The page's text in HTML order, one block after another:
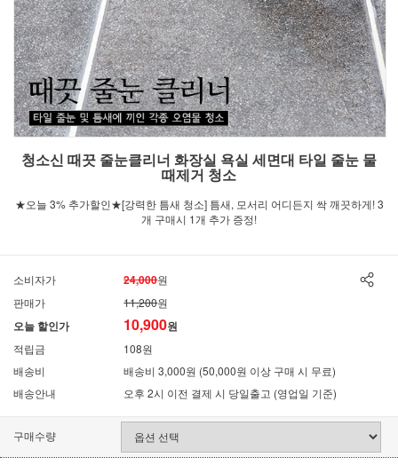
청소신 때끗 줄눈클리너 화장실 욕실 세면대 타일 줄눈 물
때제거 청소
★오늘 3% 추가할인★[강력한 틈새 청소] 틈새, 모서리 어디든지 싹 깨끗하게! 3
개 구매시 1개 추가 증정!
소비자가 24,000원
판매가
11,200원
오늘 할인가 10,900원
적립금
108원
배송비
배송비 3,000원 (50,000원 이상 구매 시 무료)
배송안내
오후 2시 이전 결제 시 당일출고 (영업일 기준)
구매수량